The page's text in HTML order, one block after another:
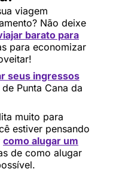
viagem
Não deixe
barato para
para economizar
seus ingressos
Punta Cana da
muito para
estiver pensando
como alugar um
de como alugar